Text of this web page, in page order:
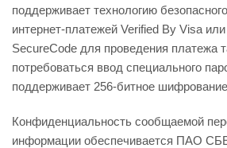
поддерживает технологию
интернет-платежей Verified By Visa
SecureCode для проведения платежа
потребоваться ввод специального
поддерживает 256-битное
Конфиденциальность сообщаемой
информации обеспечивается ПАО